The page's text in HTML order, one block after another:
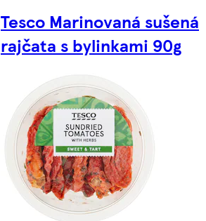
Tesco Marinovaná sušená
rajčata s bylinkami 90g